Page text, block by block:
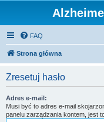
FAQ
Strona główna
Zresetuj hasło
Adres e-mail:
Musi być to adres e-mail
panelu zarządzania kontem, jest